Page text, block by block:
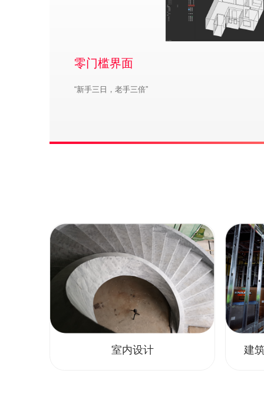
零门槛界面
“新手三日，老手三倍”
室内设计 建